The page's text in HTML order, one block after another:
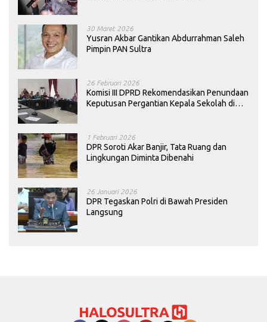
30 Maret 2026
Yusran Akbar Gantikan Abdurrahman Saleh
Pimpin PAN Sultra
26 Februari 2026
Komisi III DPRD Rekomendasikan Penundaan
Keputusan Pergantian Kepala Sekolah di
1 Februari 2026
DPR Soroti Akar Banjir, Tata Ruang dan
Lingkungan Diminta Dibenahi
26 Januari 2026
DPR Tegaskan Polri di Bawah Presiden
Langsung